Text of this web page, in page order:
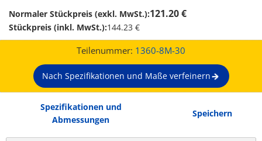
Normaler Stückpreis (exkl. MwSt.):121.20 €
Stückpreis (inkl. MwSt.):144.23 €
Teilenummer: 1360-8M-30
Nach Spezifikationen und Maße verfeinern
Spezifikationen und
Abmessungen
Speichern